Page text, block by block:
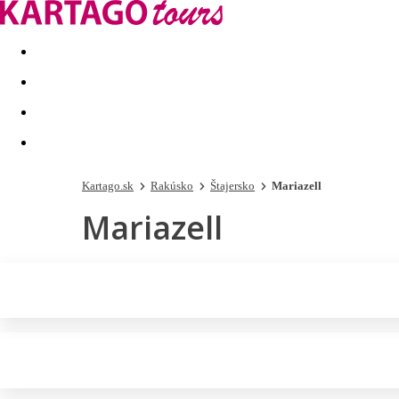
Last minute Dovolenkové kluby
Kartago.sk Rakúsko Štajersko Mariazell
Mariazell